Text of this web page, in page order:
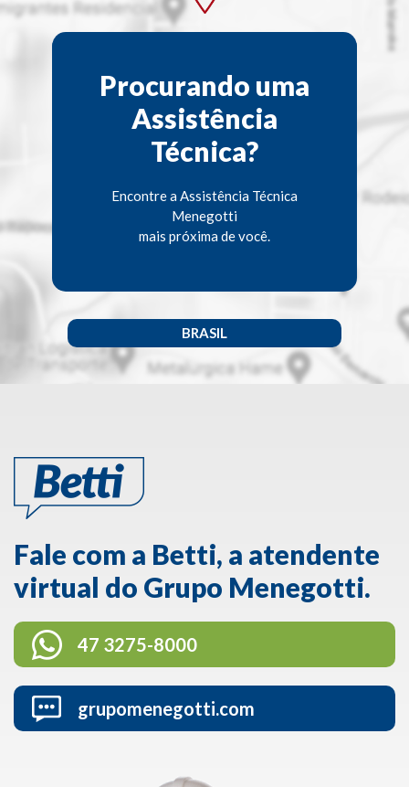
Procurando uma
Assistência
Técnica?
Encontre a Assistência Técnica
Menegotti
mais próxima de você.
BRASIL
Fale com a Betti, a atendente
virtual do Grupo Menegotti.
47 3275-8000
grupomenegotti.com